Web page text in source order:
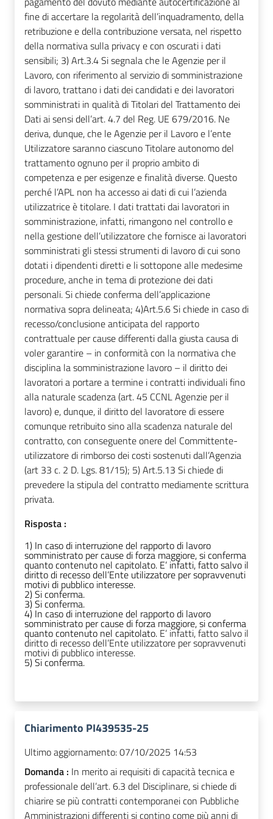
fine di accertare la regolarità dell’inquadramento, della
retribuzione e della contribuzione versata, nel rispetto
della normativa sulla privacy e con oscurati i dati
sensibili; 3) Art.3.4 Si segnala che le Agenzie per il
Lavoro, con riferimento al servizio di somministrazione
di lavoro, trattano i dati dei candidati e dei lavoratori
somministrati in qualità di Titolari del Trattamento dei
Dati ai sensi dell’art. 4.7 del Reg. UE 679/2016. Ne
deriva, dunque, che le Agenzie per il Lavoro e l’ente
Utilizzatore saranno ciascuno Titolare autonomo del
trattamento ognuno per il proprio ambito di
competenza e per esigenze e finalità diverse. Questo
perché l’APL non ha accesso ai dati di cui l’azienda
utilizzatrice è titolare. I dati trattati dai lavoratori in
somministrazione, infatti, rimangono nel controllo e
nella gestione dell’utilizzatore che fornisce ai lavoratori
somministrati gli stessi strumenti di lavoro di cui sono
dotati i dipendenti diretti e li sottopone alle medesime
procedure, anche in tema di protezione dei dati
personali. Si chiede conferma dell’applicazione
normativa sopra delineata; 4)Art.5.6 Si chiede in caso di
recesso/conclusione anticipata del rapporto
contrattuale per cause differenti dalla giusta causa di
voler garantire – in conformità con la normativa che
disciplina la somministrazione lavoro – il diritto dei
lavoratori a portare a termine i contratti individuali fino
alla naturale scadenza (art. 45 CCNL Agenzie per il
lavoro) e, dunque, il diritto del lavoratore di essere
comunque retribuito sino alla scadenza naturale del
contratto, con conseguente onere del Committente-
utilizzatore di rimborso dei costi sostenuti dall’Agenzia
(art 33 c. 2 D. Lgs. 81/15); 5) Art.5.13 Si chiede di
prevedere la stipula del contratto mediamente scrittura
privata.
Risposta :
1) In caso di interruzione del rapporto di lavoro
somministrato per cause di forza maggiore, si conferma
quanto contenuto nel capitolato. E’ infatti, fatto salvo il
diritto di recesso dell’Ente utilizzatore per sopravvenuti
motivi di pubblico interesse.
2) Si conferma.
3) Si conferma.
4) In caso di interruzione del rapporto di lavoro
somministrato per cause di forza maggiore, si conferma
quanto contenuto nel capitolato. E’ infatti, fatto salvo il
diritto di recesso dell’Ente utilizzatore per sopravvenuti
motivi di pubblico interesse.
5) Si conferma.
Chiarimento PI439535-25
Ultimo aggiornamento:07/10/2025 14:53
Domanda : In merito ai requisiti di capacità tecnica e
professionale dell’art. 6.3 del Disciplinare, si chiede di
chiarire se più contratti contemporanei con Pubbliche
Amministrazioni differenti si contino come più anni di